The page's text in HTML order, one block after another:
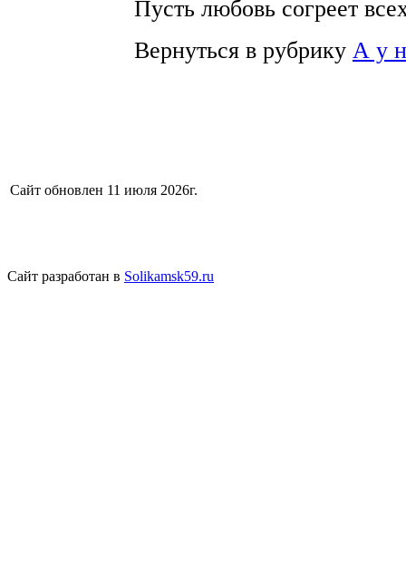
Пусть любовь согреет
Вернуться в рубрику А у
Сайт обновлен 11 июля 2026г.
Сайт разработан в Solikamsk59.ru